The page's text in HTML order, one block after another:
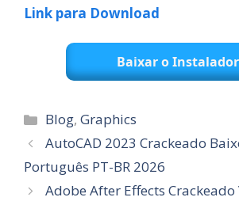
Link para Download
Baixar o Instalador
Categorias
Blog,Graphics
AutoCAD 2023 Crackeado
Português PT-BR 2026
Adobe After Effects